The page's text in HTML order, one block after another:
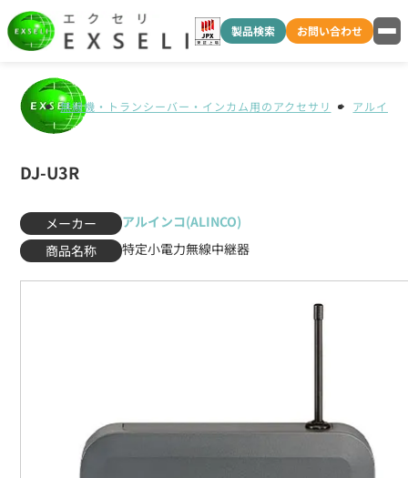
製品検索 お問い合わせ
無線機・トランシーバー・インカム用のアクセサリ アルイン
DJ-U3R
メーカー
アルインコ(ALINCO)
商品名称
特定小電力無線中継器